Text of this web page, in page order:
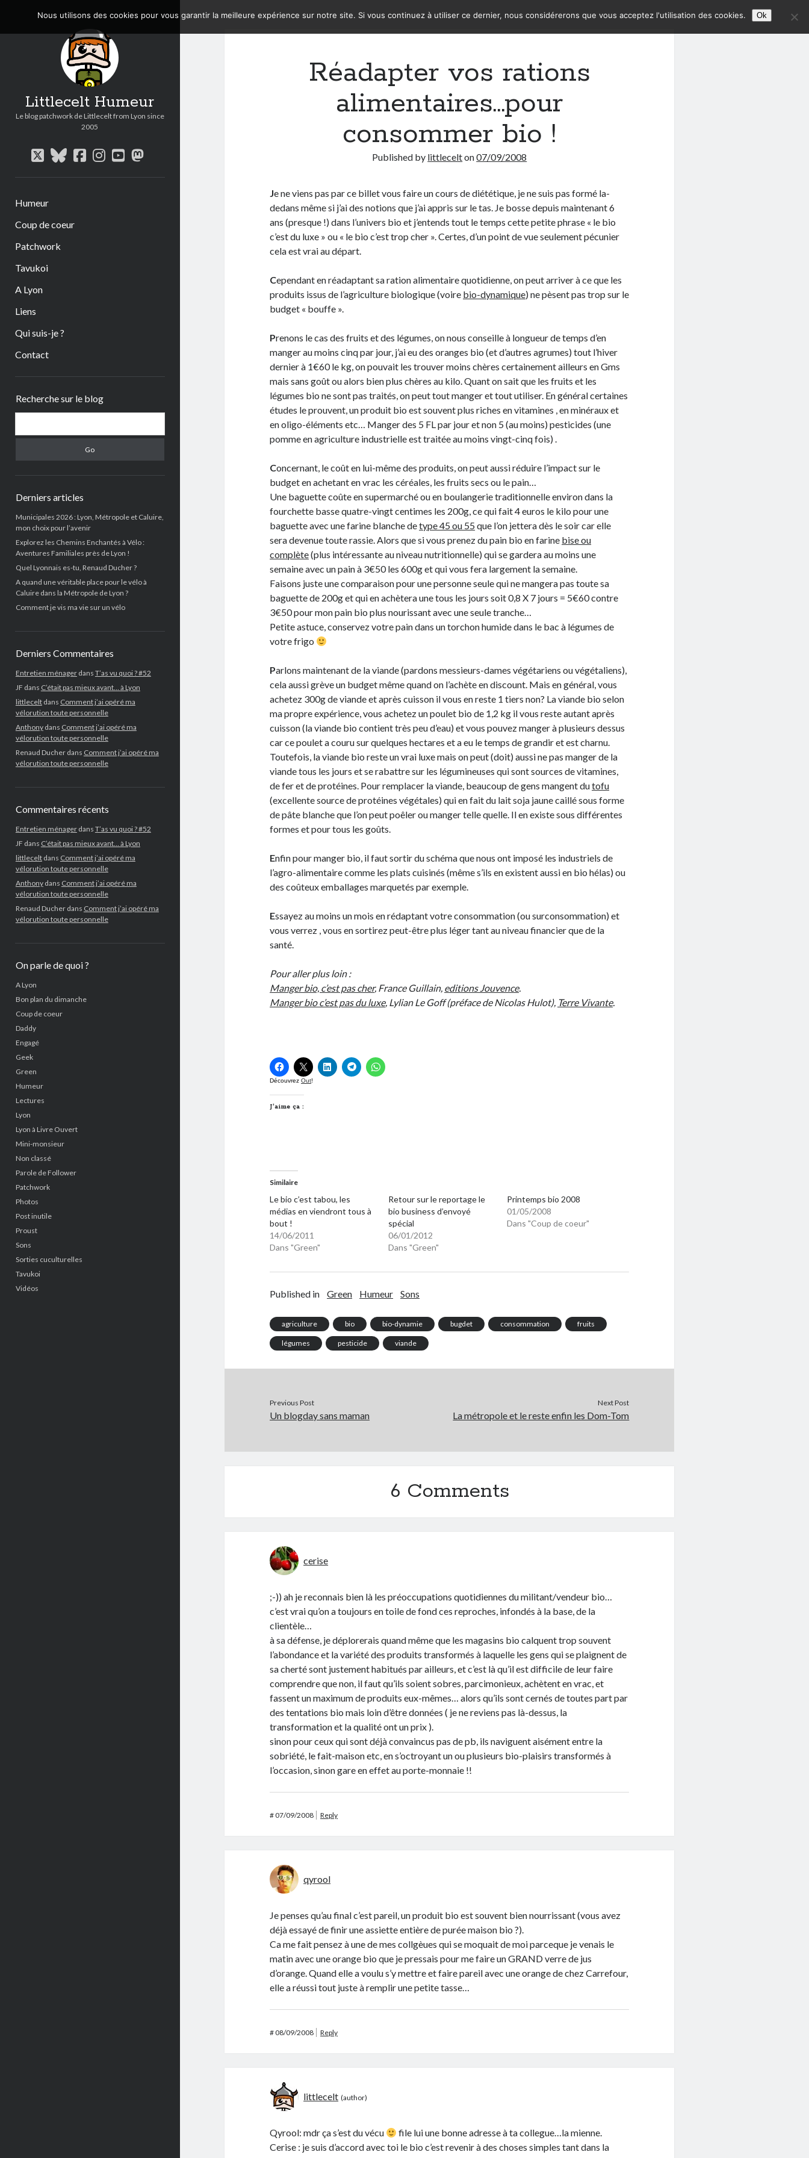
Littlecelt Humeur
Le blog patchwork de Littlecelt from Lyon since
2005
twitterbluesky
facebook
instagram
youtube
mastodon
Humeur
Coup de coeur
Patchwork
Tavukoi
A Lyon
Liens
Qui suis-je ?
Contact
Recherche sur le blog
Derniers articles
Municipales 2026 : Lyon, Métropole et Caluire,
mon choix pour l’avenir
Explorez les Chemins Enchantés à Vélo :
Aventures Familiales près de Lyon !
Quel Lyonnais es-tu, Renaud Ducher ?
A quand une véritable place pour le vélo à
Caluire dans la Métropole de Lyon ?
Comment je vis ma vie sur un vélo
Derniers Commentaires
Entretien ménagerdans T’as vu quoi ? #52
JF dans C’était pas mieux avant… à Lyon
littleceltdans Comment j’ai opéré ma
vélorution toute personnelle
Anthonydans Comment j’ai opéré ma
vélorution toute personnelle
Renaud Ducherdans Comment j’ai opéré ma
vélorution toute personnelle
Commentaires récents
Entretien ménagerdans T’as vu quoi ? #52
JF dans C’était pas mieux avant… à Lyon
littleceltdans Comment j’ai opéré ma
vélorution toute personnelle
Anthonydans Comment j’ai opéré ma
vélorution toute personnelle
Renaud Ducherdans Comment j’ai opéré ma
vélorution toute personnelle
On parle de quoi ?
A Lyon
Bon plan du dimanche
Coup de coeur
Daddy
Engagé
Geek
Green
Humeur
Lectures
Lyon
Lyon à Livre Ouvert
Mini-monsieur
Non classé
Parole de Follower
Patchwork
Photos
Post inutile
Proust
Sons
Sorties cuculturelles
Tavukoi
Vidéos
Réadapter vos rations
alimentaires…pour
consommer bio !
Published by littlecelton07/09/2008
Je ne viens pas par ce billet vous faire un cours de diététique, je ne suis pas formé la-
dedans même si j’ai des notions que j’ai appris sur le tas. Je bosse depuis maintenant 6
ans (presque !) dans l’univers bio et j’entends tout le temps cette petite phrase « le bio
c’est du luxe » ou « le bio c’est trop cher ». Certes, d’un point de vue seulement pécunier
cela est vrai au départ.
Cependant en réadaptant sa ration alimentaire quotidienne, on peut arriver à ce que les
produits issus de l’agriculture biologique (voire bio-dynamique) ne pèsent pas trop sur le
budget « bouffe ».
Prenons le cas des fruits et des légumes, on nous conseille à longueur de temps d’en
manger au moins cinq par jour, j’ai eu des oranges bio (et d’autres agrumes) tout l’hiver
dernier à 1€60 le kg, on pouvait les trouver moins chères certainement ailleurs en Gms
mais sans goût ou alors bien plus chères au kilo. Quant on sait que les fruits et les
légumes bio ne sont pas traités, on peut tout manger et tout utiliser. En général certaines
études le prouvent, un produit bio est souvent plus riches en vitamines , en minéraux et
en oligo-éléments etc… Manger des 5 FL par jour et non 5 (au moins) pesticides (une
pomme en agriculture industrielle est traitée au moins vingt-cinq fois) .
Concernant, le coût en lui-même des produits, on peut aussi réduire l’impact sur le
budget en achetant en vrac les céréales, les fruits secs ou le pain…
Une baguette coûte en supermarché ou en boulangerie traditionnelle environ dans la
fourchette basse quatre-vingt centimes les 200g, ce qui fait 4 euros le kilo pour une
baguette avec une farine blanche detype 45 ou 55 que l’on jettera dès le soir car elle
sera devenue toute rassie. Alors que si vous prenez du pain bio en farine bise ou
complète(plus intéressante au niveau nutritionnelle) qui se gardera au moins une
semaine avec un pain à 3€50 les 600g et qui vous fera largement la semaine.
Faisons juste une comparaison pour une personne seule qui ne mangera pas toute sa
baguette de 200g et qui en achètera une tous les jours soit 0,8 X 7 jours = 5€60 contre
3€50 pour mon pain bio plus nourissant avec une seule tranche…
Petite astuce, conservez votre pain dans un torchon humide dans le bac à légumes de
votre frigo
Parlons maintenant de la viande (pardons messieurs-dames végétariens ou végétaliens),
cela aussi grève un budget même quand on l’achète en discount. Mais en général, vous
achetez 300g de viande et après cuisson il vous en reste 1 tiers non? La viande bio selon
ma propre expérience, vous achetez un poulet bio de 1,2 kg il vous reste autant après
cuisson (la viande bio contient très peu d’eau) et vous pouvez manger à plusieurs dessus
car ce poulet a couru sur quelques hectares et a eu le temps de grandir et est charnu.
Toutefois, la viande bio reste un vrai luxe mais on peut (doit) aussi ne pas manger de la
viande tous les jours et se rabattre sur les légumineuses qui sont sources de vitamines,
de fer et de protéines. Pour remplacer la viande, beaucoup de gens mangent dutofu
(excellente source de protéines végétales) qui en fait du lait soja jaune caillé sous forme
de pâte blanche que l’on peut poêler ou manger telle quelle. Il en existe sous différentes
formes et pour tous les goûts.
Enfin pour manger bio, il faut sortir du schéma que nous ont imposé les industriels de
l’agro-alimentaire comme les plats cuisinés (même s’ils en existent aussi en bio hélas) ou
des coûteux emballages marquetés par exemple.
Essayez au moins un mois en rédaptant votre consommation (ou surconsommation) et
vous verrez , vous en sortirez peut-être plus léger tant au niveau financier que de la
santé.
Pour aller plus loin :
Manger bio, c’est pas cher, France Guillain, editions Jouvence.
Manger bio c’est pas du luxe, Lylian Le Goff (préface de Nicolas Hulot), Terre Vivante.
DécouvrezOut!
J’aime ça :
Similaire
Le bio c’est tabou, les
médias en viendront tous à
bout !
14/06/2011
Dans "Green"
Retour sur le reportage le
bio business d’envoyé
spécial
06/01/2012
Dans "Green"
Printemps bio 2008
01/05/2008
Dans "Coup de coeur"
Published in Green Humeur Sons
agriculture bio bio-dynamie bugdet consommation fruits
légumes pesticide viande
Previous Post
Un blogday sans maman
Next Post
La métropole et le reste enfin les Dom-Tom
6 Comments
cerise
;-)) ah je reconnais bien là les préoccupations quotidiennes du militant/vendeur bio…
c’est vrai qu’on a toujours en toile de fond ces reproches, infondés à la base, de la
clientèle…
à sa défense, je déplorerais quand même que les magasins bio calquent trop souvent
l’abondance et la variété des produits transformés à laquelle les gens qui se plaignent de
sa cherté sont justement habitués par ailleurs, et c’est là qu’il est difficile de leur faire
comprendre que non, il faut qu’ils soient sobres, parcimonieux, achètent en vrac, et
fassent un maximum de produits eux-mêmes… alors qu’ils sont cernés de toutes part par
des tentations bio mais loin d’être données ( je ne reviens pas là-dessus, la
transformation et la qualité ont un prix ).
sinon pour ceux qui sont déjà convaincus pas de pb, ils naviguent aisément entre la
sobriété, le fait-maison etc, en s’octroyant un ou plusieurs bio-plaisirs transformés à
l’occasion, sinon gare en effet au porte-monnaie !!
#07/09/2008 Reply
qyrool
Je penses qu’au final c’est pareil, un produit bio est souvent bien nourrissant (vous avez
déjà essayé de finir une assiette entière de purée maison bio ?).
Ca me fait pensez à une de mes collgèues qui se moquait de moi parceque je venais le
matin avec une orange bio que je pressais pour me faire un GRAND verre de jus
d’orange. Quand elle a voulu s’y mettre et faire pareil avec une orange de chez Carrefour,
elle a réussi tout juste à remplir une petite tasse…
#08/09/2008 Reply
littlecelt
Qyrool: mdr ça s’est du vécu
file lui une bonne adresse à ta collegue…la mienne.
Cerise : je suis d’accord avec toi le bio c’est revenir à des choses simples tant dans la
Nous utilisons des cookies pour vous garantir la meilleure expérience sur notre site. Si vous continuez à utiliser ce dernier, nous considérerons que vous acceptez l'utilisation des cookies. Ok